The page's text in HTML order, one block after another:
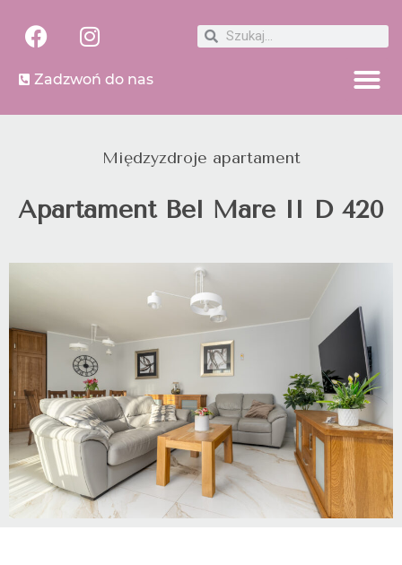
Zadzwoń do nas
Międzyzdroje apartament
Apartament Bel Mare II D 420